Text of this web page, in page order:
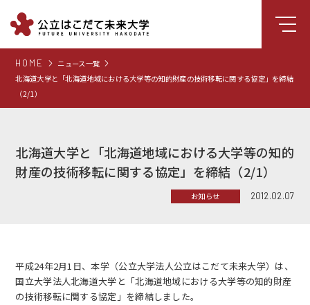
大学について
学部
就職支援
学生生活
受験生向け情報
HOME
ニュース一覧
北海道大学と「北海道地域における大学等の知的財産の技術移転に関する協定」を締結
（2/1）
北海道大学と「北海道地域における大学等の知的
財産の技術移転に関する協定」を締結（2/1）
お知らせ 2012.02.07
平成24年2月1日、本学（公立大学法人公立はこだて未来大学）は、
国立大学法人北海道大学と「北海道地域における大学等の知的財産
の技術移転に関する協定」を締結しました。